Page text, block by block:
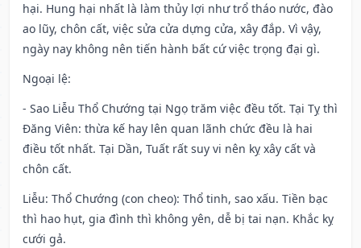
hại. Hung hại nhất là làm thủy lợi như trổ tháo nước, đào
ao lũy, chôn cất, việc sửa cửa dựng cửa, xây đắp. Vì vậy,
ngày nay không nên tiến hành bất cứ việc trọng đại gì.
Ngoại lệ:
- Sao Liễu Thổ Chướng tại Ngọ trăm việc đều tốt. Tại Tỵ thì
Đăng Viên: thừa kế hay lên quan lãnh chức đều là hai
điều tốt nhất. Tại Dần, Tuất rất suy vi nên kỵ xây cất và
chôn cất.
Liễu: Thổ Chướng (con cheo): Thổ tinh, sao xấu. Tiền bạc
thì hao hụt, gia đình thì không yên, dễ bị tai nạn. Khắc kỵ
cưới gả.